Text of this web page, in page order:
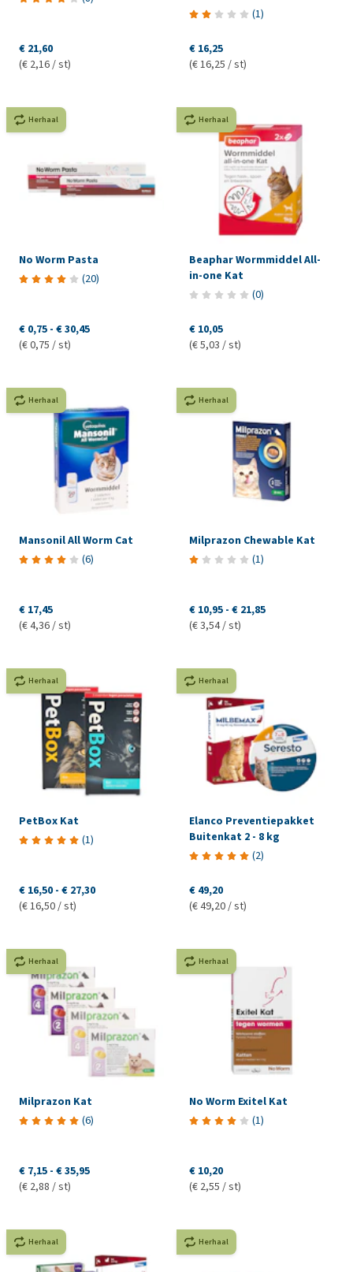
€ 21,60
(€ 2,16 / st)
(1)
€ 16,25
(€ 16,25 / st)
Herhaal
No Worm Pasta
(20)
€ 0,75 - € 30,45
(€ 0,75 / st)
Herhaal
Beaphar Wormmiddel All-
in-one Kat
(0)
€ 10,05
(€ 5,03 / st)
Herhaal
Mansonil All Worm Cat
(6)
€ 17,45
(€ 4,36 / st)
Herhaal
Milprazon Chewable Kat
(1)
€ 10,95 - € 21,85
(€ 3,54 / st)
Herhaal
PetBox Kat
(1)
€ 16,50 - € 27,30
(€ 16,50 / st)
Herhaal
Elanco Preventiepakket
Buitenkat 2 - 8 kg
(2)
€ 49,20
(€ 49,20 / st)
Herhaal
Milprazon Kat
(6)
€ 7,15 - € 35,95
(€ 2,88 / st)
Herhaal
No Worm Exitel Kat
(1)
€ 10,20
(€ 2,55 / st)
Herhaal Herhaal